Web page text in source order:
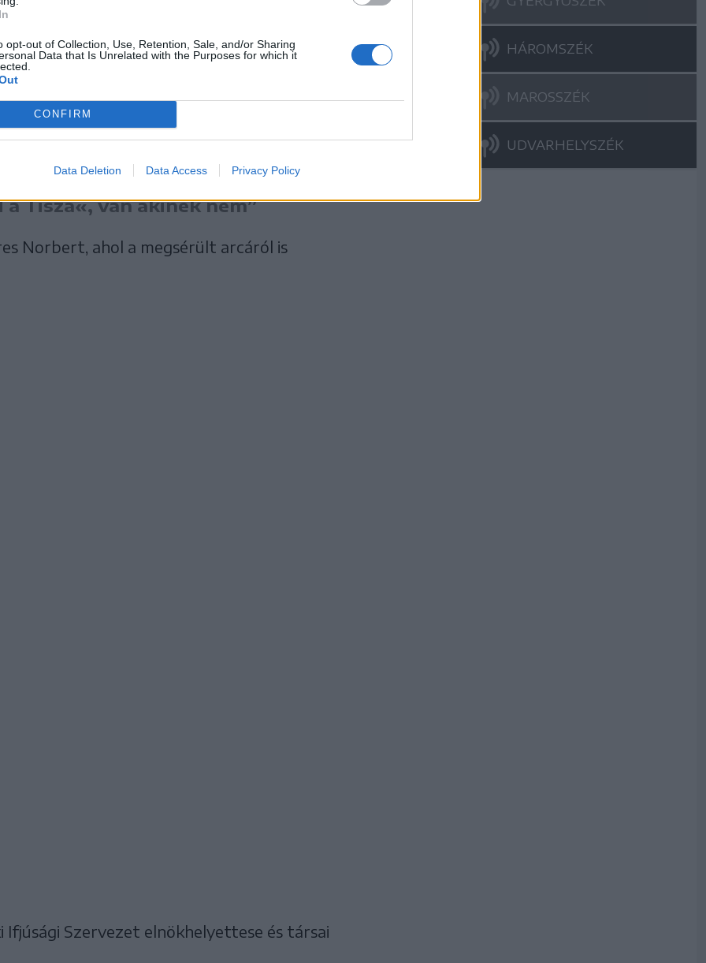
opt-out of Collection, Use, Retention, Sale, and/or Sharing
Data that Is Unrelated with the Purposes for which it
CONFIRM
Data Deletion Data Access Privacy Policy
találatokban elöl legyen a Székelyhon!
amikor a panaszos, Béres Norbert,
elnökhelyettese harmadmagával locsolni
adott politikai nézeteinek.
Tisza«, van akinek nem”
Norbert, ahol a megsérült arcáról is
Ifjúsági Szervezet elnökhelyettese és társai
HÁROMSZÉK
MAROSSZÉK
UDVARHELYSZÉK